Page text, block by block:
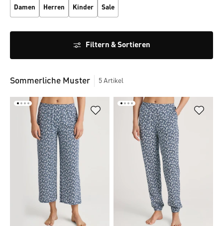
Damen Herren Kinder Sale
Filtern & Sortieren
Sommerliche Muster 5 Artikel